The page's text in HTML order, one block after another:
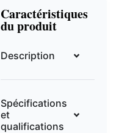
Caractéristiques
du produit
Description
Spécifications
et
qualifications